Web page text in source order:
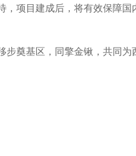
，项目建成后，将有效保障
步奠基区，同擎金锹，共同